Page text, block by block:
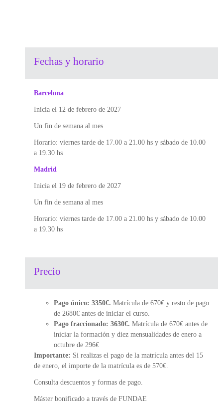
Fechas y horario
Barcelona
Inicia el 12 de febrero de 2027
Un fin de semana al mes
Horario: viernes tarde de 17.00 a 21.00 hs y sábado de 10.00
a 19.30 hs
Madrid
Inicia el 19 de febrero de 2027
Un fin de semana al mes
Horario: viernes tarde de 17.00 a 21.00 hs y sábado de 10.00
a 19.30 hs
Precio
Pago único: 3350€. Matrícula de 670€ y resto de pago
de 2680€ antes de iniciar el curso.
Pago fraccionado: 3630€. Matrícula de 670€ antes de
iniciar la formación y diez mensualidades de enero a
octubre de 296€
Importante: Si realizas el pago de la matrícula antes del 15
de enero, el importe de la matrícula es de 570€.
Consulta descuentos y formas de pago.
Máster bonificado a través de FUNDAE